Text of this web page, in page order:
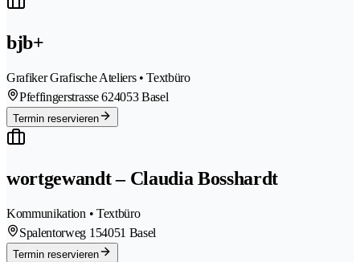
bjb+
Grafiker Grafische Ateliers • Textbüro
Pfeffingerstrasse 624053 Basel
Termin reservieren
wortgewandt – Claudia Bosshardt
Kommunikation • Textbüro
Spalentorweg 154051 Basel
Termin reservieren